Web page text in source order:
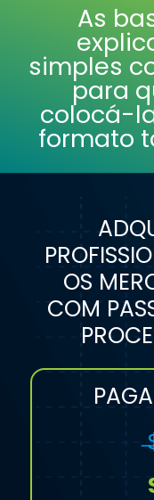
As
simples
para
colocá-
formato
OS
COM